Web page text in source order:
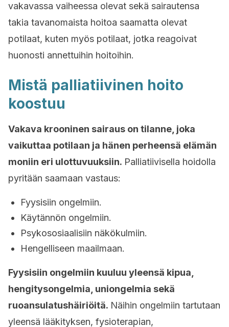
vakavassa vaiheessa olevat sekä sairautensa
takia tavanomaista hoitoa saamatta olevat
potilaat, kuten myös potilaat, jotka reagoivat
huonosti annettuihin hoitoihin.
Mistä palliatiivinen hoito
koostuu
Vakava krooninen sairaus on tilanne, joka
vaikuttaa potilaan ja hänen perheensä elämän
moniin eri ulottuvuuksiin. Palliatiivisella hoidolla
pyritään saamaan vastaus:
Fyysisiin ongelmiin.
Käytännön ongelmiin.
Psykososiaalisiin näkökulmiin.
Hengelliseen maailmaan.
Fyysisiin ongelmiin kuuluu yleensä kipua,
hengitysongelmia, uniongelmia sekä
ruoansulatushäiriöitä. Näihin ongelmiin tartutaan
yleensä lääkityksen, fysioterapian,